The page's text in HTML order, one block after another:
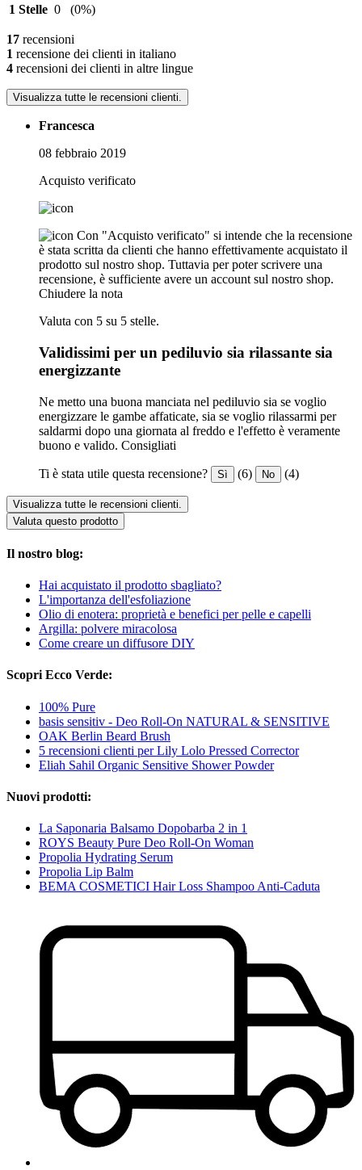
1 Stelle 0 (0%)
17 recensioni
1 recensione dei clienti in italiano
4 recensioni dei clienti in altre lingue
Visualizza tutte le recensioni clienti.
Francesca
08 febbraio 2019
Acquisto verificato
Con "Acquisto verificato" si intende che la recensione
è stata scritta da clienti che hanno effettivamente acquistato il
prodotto sul nostro shop. Tuttavia per poter scrivere una
recensione, è sufficiente avere un account sul nostro shop.
Chiudere la nota
Valuta con 5 su 5 stelle.
Validissimi per un pediluvio sia rilassante sia
energizzante
Ne metto una buona manciata nel pediluvio sia se voglio
energizzare le gambe affaticate, sia se voglio rilassarmi per
saldarmi dopo una giornata al freddo e l'effetto è veramente
buono e valido. Consigliati
Ti è stata utile questa recensione? Sì (6) No (4)
Visualizza tutte le recensioni clienti.
Valuta questo prodotto
Il nostro blog:
Hai acquistato il prodotto sbagliato?
L'importanza dell'esfoliazione
Olio di enotera: proprietà e benefici per pelle e capelli
Argilla: polvere miracolosa
Come creare un diffusore DIY
Scopri Ecco Verde:
100% Pure
basis sensitiv - Deo Roll-On NATURAL & SENSITIVE
OAK Berlin Beard Brush
5 recensioni clienti per Lily Lolo Pressed Corrector
Eliah Sahil Organic Sensitive Shower Powder
Nuovi prodotti:
La Saponaria Balsamo Dopobarba 2 in 1
ROYS Beauty Pure Deo Roll-On Woman
Propolia Hydrating Serum
Propolia Lip Balm
BEMA COSMETICI Hair Loss Shampoo Anti-Caduta